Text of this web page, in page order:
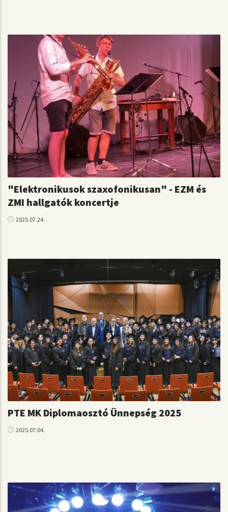
"Elektronikusok szaxofonikusan" - EZM és
ZMI hallgatók koncertje
2025.07.24.
PTE MK Diplomaosztó Ünnepség 2025
2025.07.04.